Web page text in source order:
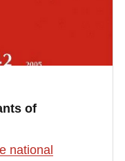
of
national